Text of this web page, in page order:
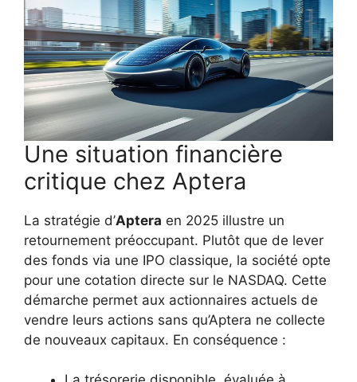
Une situation financière
critique chez Aptera
La stratégie d’Aptera en 2025 illustre un
retournement préoccupant. Plutôt que de lever
des fonds via une IPO classique, la société opte
pour une cotation directe sur le NASDAQ. Cette
démarche permet aux actionnaires actuels de
vendre leurs actions sans qu’Aptera ne collecte
de nouveaux capitaux. En conséquence :